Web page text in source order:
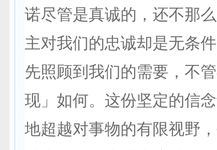
诺尽管是真诚的，还不那
主对我们的忠诚却是无条
先照顾到我们的需要，不
现」如何。这份坚定的信
地超越对事物的有限视野